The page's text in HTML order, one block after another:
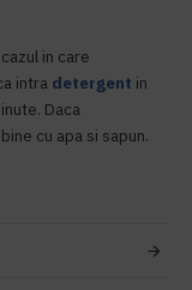
in care
intra detergent in
Daca
cu apa si sapun.